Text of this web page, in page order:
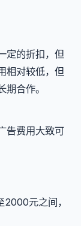
定的折扣，但
相对较低，但
合作。
告费用大致可
元之间，